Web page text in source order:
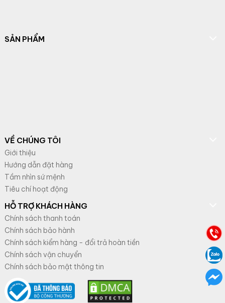
SẢN PHẨM
VỀ CHÚNG TÔI
Giới thiệu
Hướng dẫn đặt hàng
Tầm nhìn sứ mệnh
Tiêu chí hoạt động
HỖ TRỢ KHÁCH HÀNG
Chính sách thanh toán
Chính sách bảo hành
Chính sách kiểm hàng - đổi trả hoàn tiền
Chính sách vận chuyển
Chính sách bảo mật thông tin